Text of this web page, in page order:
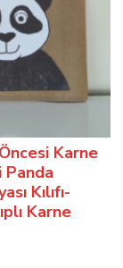
Karne
Panda
Kılıfı-
Karne